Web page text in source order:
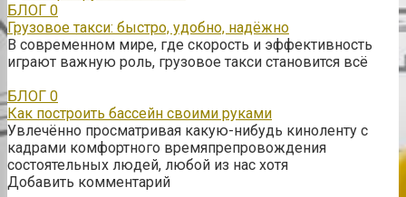
БЛОГ 0
Грузовое такси: быстро, удобно, надёжно
В современном мире, где скорость и эффективность
играют важную роль, грузовое такси становится всё
БЛОГ 0
Как построить бассейн своими руками
Увлечённо просматривая какую-нибудь киноленту с
кадрами комфортного времяпрепровождения
состоятельных людей, любой из нас хотя
Добавить комментарий